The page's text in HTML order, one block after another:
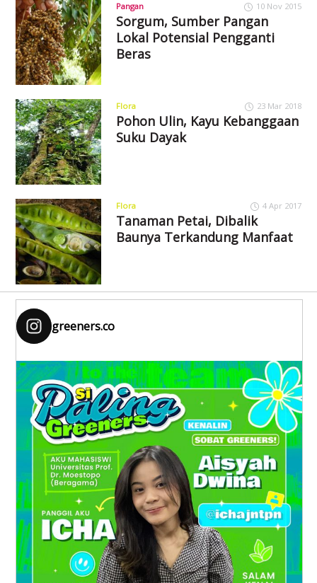
Pangan 10 Nov 2015
Sorgum, Sumber Pangan
Lokal Potensial Pengganti
Beras
Flora 23 Mar 2018
Pohon Ulin, Kayu Kebanggaan
Suku Dayak
Flora 4 Apr 2017
Tanaman Petai, Dibalik
Baunya Terkandung Manfaat
greeners.co